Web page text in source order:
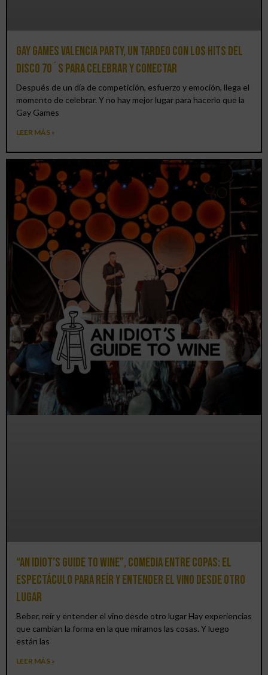
Gay Games Valencia Party, un tardeo con los hits del
DISCO 70´S para celebrar y conectar
Después de un día de competición, esfuerzo y emoción, llega el
momento de celebrar. Y no hay mejor lugar para hacerlo que la
Gay Games
LEER MÁS »
“An Idiot’s Guide to Wine”, comedia entre copas: el
espectáculo para reír y entender el vino desde otro
lugar
Beber, reír y entender el vino desde otro lugar Hay experiencias
que cambian la forma en la que miramos las cosas. Y luego
están las
LEER MÁS »